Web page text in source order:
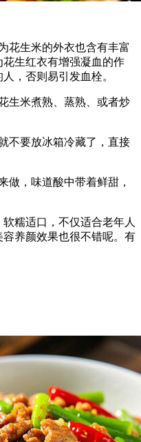
生米的外衣也含有丰富
生红衣有增强凝血的作
，否则易引发血栓。
米煮熟、蒸熟、或者炒
要放冰箱冷藏了，直接
，味道酸中带着鲜甜，
糯适口，不仅适合老年人
养颜效果也很不错呢。有